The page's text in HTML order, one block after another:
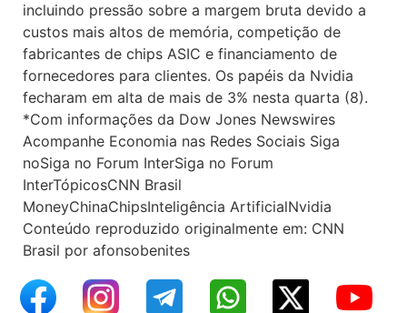
incluindo pressão sobre a margem bruta devido a
custos mais altos de memória, competição de
fabricantes de chips ASIC e financiamento de
fornecedores para clientes. Os papéis da Nvidia
fecharam em alta de mais de 3% nesta quarta (8).
*Com informações da Dow Jones Newswires
Acompanhe Economia nas Redes Sociais Siga
noSiga no Forum InterSiga no Forum
InterTópicosCNN Brasil
MoneyChinaChipsInteligência ArtificialNvidia
Conteúdo reproduzido originalmente em: CNN
Brasil por afonsobenites